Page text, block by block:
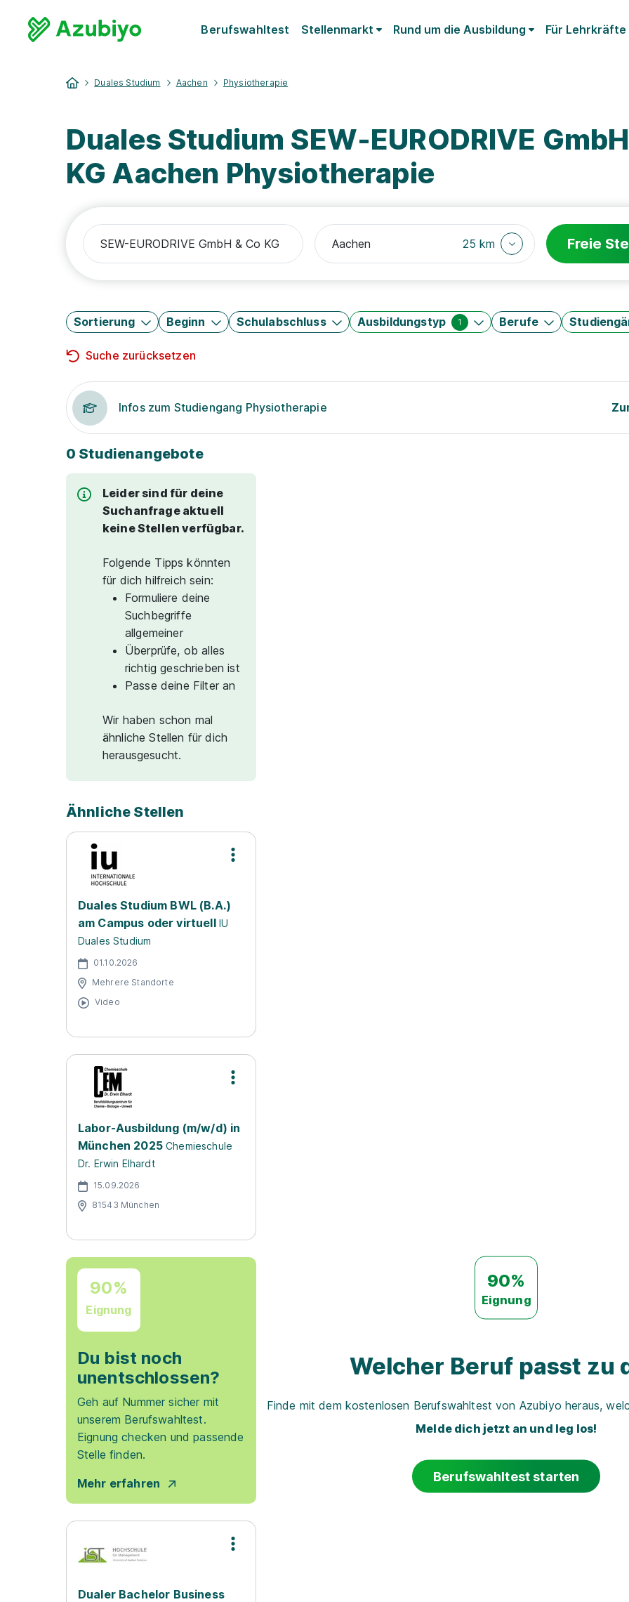
Berufswahltest Stellenmarkt Rund um die Ausbildung Für Lehrkräfte
Duales Studium Aachen Physiotherapie
Duales Studium SEW-EURODRIVE
KG Aachen Physiotherapie
25 km Freie
Sortierung Beginn Schulabschluss Ausbildungstyp 1 Berufe
Suche zurücksetzen
Infos zum Studiengang Physiotherapie
0 Studienangebote
Leider sind für deine
Suchanfrage aktuell
keine Stellen verfügbar.
Folgende Tipps könnten
für dich hilfreich sein:
Formuliere deine
Suchbegriffe
allgemeiner
Überprüfe, ob alles
richtig geschrieben ist
Passe deine Filter an
Wir haben schon mal
ähnliche Stellen für dich
herausgesucht.
Ähnliche Stellen
Duales Studium BWL (B.A.)
am Campus oder virtuell IU
Duales Studium
01.10.2026
Mehrere Standorte
Video
Labor-Ausbildung (m/w/d) in
München 2025 Chemieschule
Dr. Erwin Elhardt
15.09.2026
81543 München
90%
Eignung
Du bist noch
unentschlossen?
Geh auf Nummer sicher mit
unserem Berufswahltest.
Eignung checken und passende
Stelle finden.
Mehr erfahren
Dualer Bachelor Business
90%
Eignung
Welcher Beruf passt zu
Finde mit dem kostenlosen Berufswahltest von Azubiyo heraus,
Melde dich jetzt an und leg los!
Berufswahltest starten